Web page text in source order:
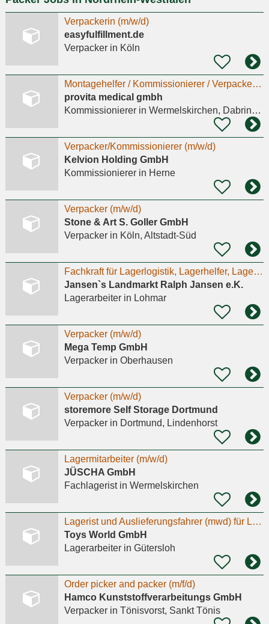
Verpackerin (m/w/d)
easyfulfillment.de
Verpackerin Köln
Montagehelfer / Kommissionierer / Verpacker (m/w/d)
provita medical gmbh
Kommissioniererin Wermelskirchen, Dabringhausen
Verpacker/Kommissionierer (m/w/d)
Kelvion Holding GmbH
Kommissioniererin Herne
Verpacker (m/w/d)
Stone & Art S. Goller GmbH
Verpackerin Köln, Altstadt-Süd
Fachkraft für Lagerlogistik, Lagerhelfer, Lagerist, Auslieferungsfahrer nach Lohmar gesucht
Jansen`s Landmarkt Ralph Jansen e.K.
Lagerarbeiterin Lohmar
Verpacker (m/w/d)
Mega Temp GmbH
Verpackerin Oberhausen
Verpacker (m/w/d)
storemore Self Storage Dortmund
Verpackerin Dortmund, Lindenhorst
Lagermitarbeiter (m/w/d)
JÜSCHA GmbH
Fachlageristin Wermelskirchen
Lagerist und Auslieferungsfahrer (mwd) für LKW mit Fahrerlaubnis C1
Toys World GmbH
Lagerarbeiterin Gütersloh
Order picker and packer (m/f/d)
Hamco Kunststoffverarbeitungs GmbH
Verpackerin Tönisvorst, Sankt Tönis